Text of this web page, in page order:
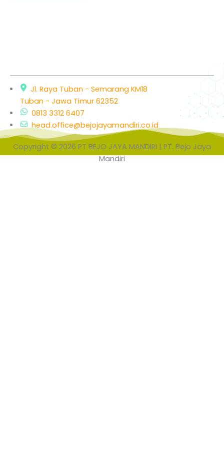
Jl. Raya Tuban - Semarang KM18
Tuban - Jawa Timur 62352
0813 3312 6407
head.office@bejojayamandiri.co.id
Copyright © 2026 PT BEJO JAYA MANDIRI | PT. Bejo Jaya
Mandiri